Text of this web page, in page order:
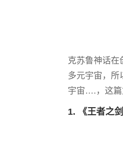
克苏鲁神话在
多元宇宙，所
宇宙….，这篇
1. 《王者之